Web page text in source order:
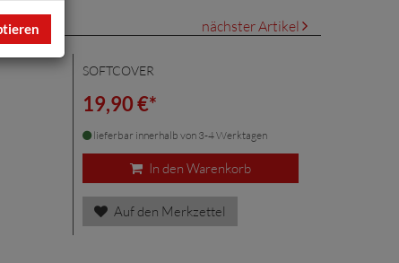
nächster Artikel
SOFTCOVER
19,90 €*
lieferbar innerhalb von 3-4 Werktagen
In den Warenkorb
Auf den Merkzettel